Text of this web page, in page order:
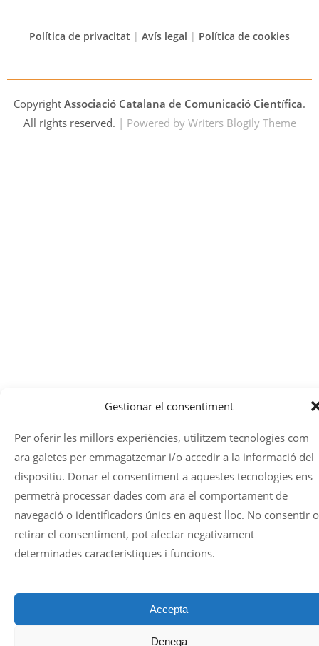
Gestionar el consentiment
Per oferir les millors experiències, utilitzem tecnologies com
ara galetes per emmagatzemar i/o accedir a la informació del
dispositiu. Donar el consentiment a aquestes tecnologies ens
permetrà processar dades com ara el comportament de
navegació o identificadors únics en aquest lloc. No consentir o
retirar el consentiment, pot afectar negativament
determinades característiques i funcions.
Accepta
Denega
Política de privacitat | Avís legal | Política de cookies
Copyright Associació Catalana de Comunicació Científica.
All rights reserved. | Powered by Writers Blogily Theme